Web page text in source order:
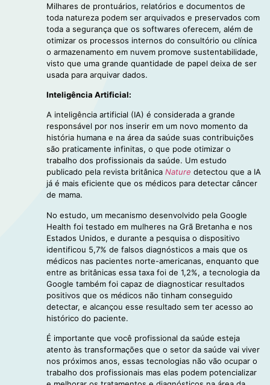
Milhares de prontuários, relatórios e documentos de
toda natureza podem ser arquivados e preservados com
toda a segurança que os softwares oferecem, além de
otimizar os processos internos do consultório ou clínica
o armazenamento em nuvem promove sustentabilidade,
visto que uma grande quantidade de papel deixa de ser
usada para arquivar dados.
Inteligência Artificial:
A inteligência artificial (IA) é considerada a grande
responsável por nos inserir em um novo momento da
história humana e na área da saúde suas contribuições
são praticamente infinitas, o que pode otimizar o
trabalho dos profissionais da saúde. Um estudo
publicado pela revista britânicaNature detectou que a IA
já é mais eficiente que os médicos para detectar câncer
de mama.
No estudo, um mecanismo desenvolvido pela Google
Health foi testado em mulheres na Grã Bretanha e nos
Estados Unidos, e durante a pesquisa o dispositivo
identificou 5,7% de falsos diagnósticos a mais que os
médicos nas pacientes norte-americanas, enquanto que
entre as britânicas essa taxa foi de 1,2%, a tecnologia da
Google também foi capaz de diagnosticar resultados
positivos que os médicos não tinham conseguido
detectar, e alcançou esse resultado sem ter acesso ao
histórico do paciente.
É importante que você profissional da saúde esteja
atento às transformações que o setor da saúde vai viver
nos próximos anos, essas tecnologias não vão ocupar o
trabalho dos profissionais mas elas podem potencializar